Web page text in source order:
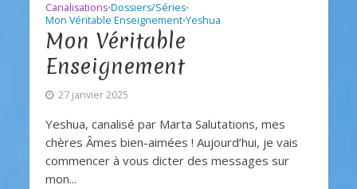
Canalisations•Dossiers/Séries•
Mon Véritable Enseignement•Yeshua
Mon Véritable
Enseignement
27 janvier 2025
Yeshua, canalisé par Marta Salutations, mes
chères Âmes bien-aimées ! Aujourd’hui, je vais
commencer à vous dicter des messages sur
mon...